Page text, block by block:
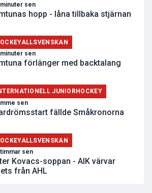
sen
hopp - låna tillbaka stjärnan
sen
förlänger med backtalang
JUNIORHOCKEY
sen
fällde Småkronorna
sen
Kovacs-soppan - AIK värvar
från AHL